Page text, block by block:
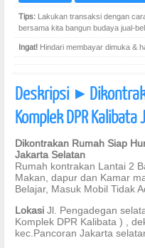
Tips: Lakukan transaksi dengan
bersama kita bangun budaya jual-
Ingat! Hindari membayar dimuka &
Deskripsi ]
Komplek DPR
Dikontrakan Rumah Siap
Jakarta Selatan
Rumah kontrakan Lantai 2
Makan, dapur dan Kamar
Belajar, Masuk Mobil Tidak
Lokasi Jl. Pengadegan
Komplek DPR Kalibata ) ,
kec.Pancoran Jakarta